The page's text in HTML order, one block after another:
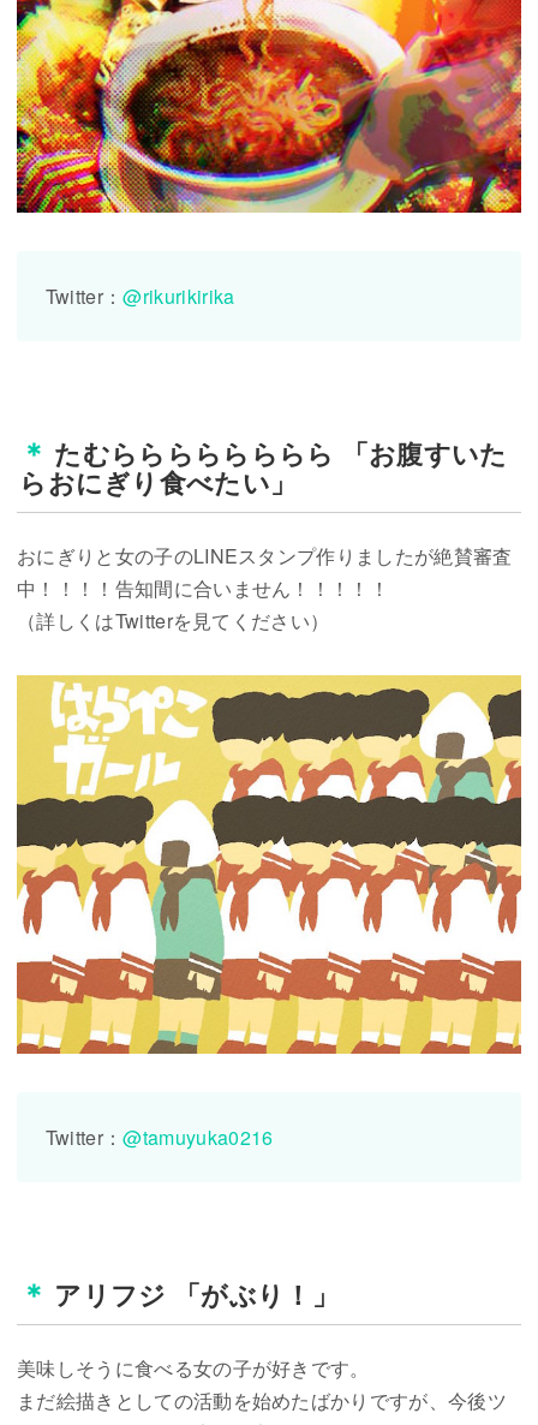
Twitter：@rikurikirika
たむらららららららら 「お腹すいた
おにぎりと女の子のLINEスタンプ作りましたが絶賛審査
中！！！！告知間に合いません！！！！！
（詳しくはTwitterを見てください）
Twitter：@tamuyuka0216
美味しそうに食べる女の子が好きです。
まだ絵描きとしての活動を始めたばかりですが、今後ツ